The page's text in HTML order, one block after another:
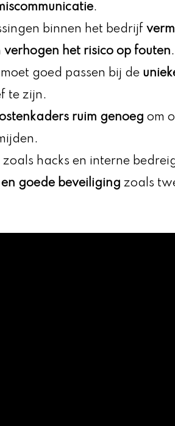
.
binnen het bedrijf
verhogen het risico op fouten.
moet goed passen bij de
te zijn.
ruim genoeg om
zoals hacks en interne
goede beveiliging zoals